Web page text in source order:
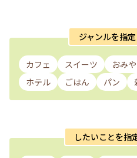
ジャンルを指
カフェ スイーツ おみ
ホテル
ごはん パン
したいことを指